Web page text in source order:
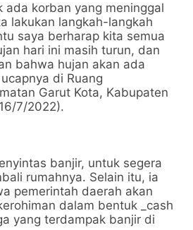
ada korban yang meninggal
lakukan langkah-langkah
saya berharap kita semua
hari ini masih turun, dan
bahwa hujan akan ada
di Ruang
Garut Kota, Kabupaten
7/2022).
banjir, untuk segera
rumahnya. Selain itu, ia
pemerintah daerah akan
dalam bentuk _cash
yang terdampak banjir di